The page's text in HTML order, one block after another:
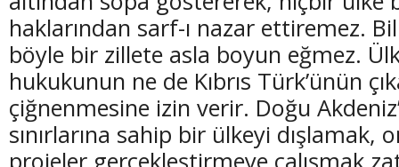
haklarından sarf-ı nazar ettiremez.
böyle bir zillete asla boyun eğmez.
hukukunun ne de Kıbrıs Türk’ünün
çiğnenmesine izin verir. Doğu
sınırlarına sahip bir ülkeyi dışlamak,
projeler gerçekleştirmeye çalışmak